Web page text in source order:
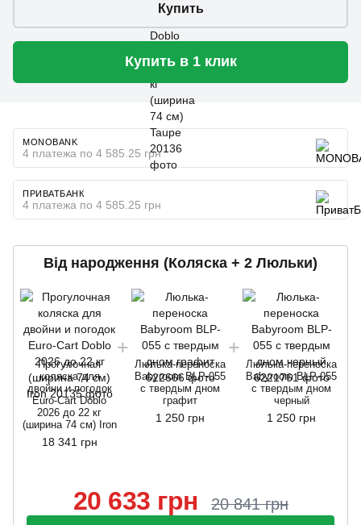
Купить
Купить в 1 клик
MONOBANK
4 платежа по 4 585.25 грн
ПРИВАТБАНК
4 платежа по 4 585.25 грн
Від народження (Коляска + 2 Люльки)
Прогулочная
коляска для
двойни и погодок
Euro-Cart Doblo
2026 до 22 кг
(ширина 74 см) Iron
18 341 грн
Люлька-переноска
Babyroom BLP-055
с твердым дном
графит
1 250 грн
Люлька-переноска
Babyroom BLP-055
с твердым дном
черный
1 250 грн
20 633 грн 20 841 грн